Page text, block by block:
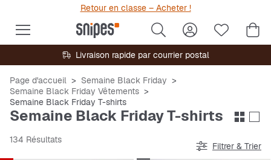
Retour en classe – Acheter !
Livraison rapide par courrier postal
Page d'accueil
Semaine Black Friday
Semaine Black Friday Vêtements
Semaine Black Friday T-shirts
Semaine Black Friday T-shirts
134 Résultats
Filtrer & Trier